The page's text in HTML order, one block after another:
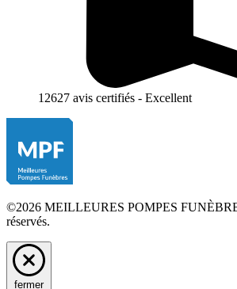
12627 avis certifiés - Excellent
©2026 MEILLEURES POMPES
réservés.
fermer